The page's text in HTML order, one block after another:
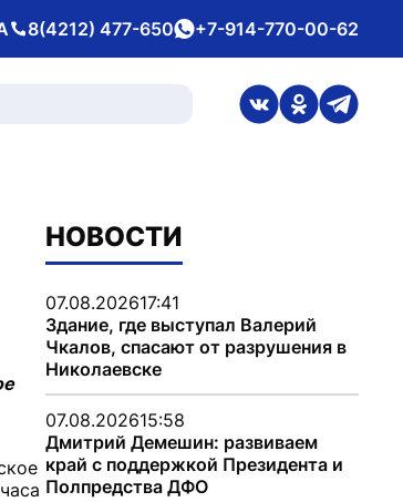
8(4212) 477-650whatsApp
+7-914-770-00-62
ссылка на
ссылка на
НОВОСТИ
07.08.202617:41
Здание, где выступал Валерий
Чкалов, спасают от разрушения в
Николаевске
07.08.202615:58
Дмитрий Демешин: развиваем
край с поддержкой Президента и
Полпредства ДФО